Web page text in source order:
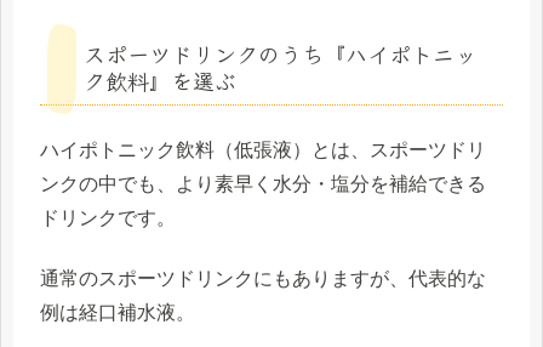
スポーツドリンクのうち『ハイポトニッ
ク飲料』を選ぶ
ハイポトニック飲料（低張液）とは、スポーツドリ
ンクの中でも、より素早く水分・塩分を補給できる
ドリンクです。
通常のスポーツドリンクにもありますが、代表的な
例は経口補水液。